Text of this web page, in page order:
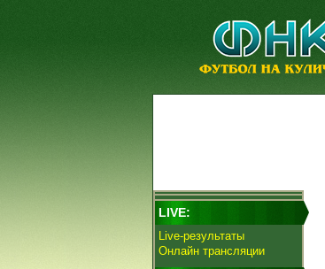
LIVE:
Live-результаты
Онлайн трансляции